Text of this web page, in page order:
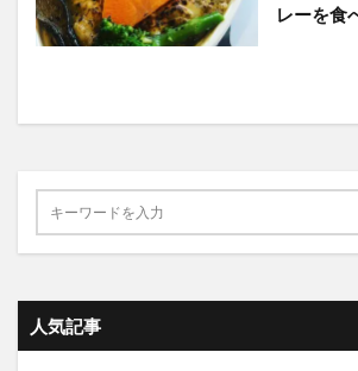
レーを食
人気記事